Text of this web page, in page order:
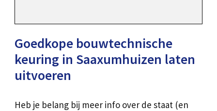
Goedkope bouwtechnische
keuring in Saaxumhuizen laten
uitvoeren
Heb je belang bij meer info over de staat (en